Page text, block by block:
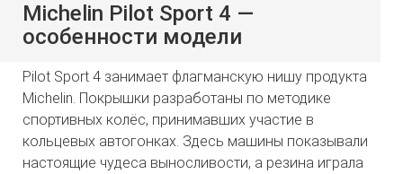
Michelin Pilot Sport 4 —
особенности модели
Pilot Sport 4 занимает флагманскую нишу продукта
Michelin. Покрышки разработаны по методике
спортивных колёс, принимавших участие в
кольцевых автогонках. Здесь машины показывали
настоящие чудеса выносливости, а резина играла